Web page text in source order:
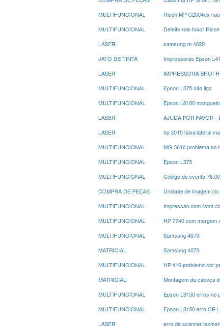
MULTIFUNCIONAL
Ricoh MP C2004ex
MULTIFUNCIONAL
Defeito rolo fusor
LASER
samsung m 4020
JATO DE TINTA
Impressoras Epson
LASER
IMPRESSORA
MULTIFUNCIONAL
Epson L375 não liga
MULTIFUNCIONAL
Epson L8180
LASER
AJUDA POR FAVOR -
LASER
hp 3015 faixa lateral
MULTIFUNCIONAL
MG 3610 problema no
MULTIFUNCIONAL
Epson L375
MULTIFUNCIONAL
Código do evento
COMPRA DE PEÇAS
Unidade de imagem
MULTIFUNCIONAL
Impressao com listra
MULTIFUNCIONAL
HP 7740 com margem
MULTIFUNCIONAL
Samsung 4070
MATRICIAL
Samsung 4070
MULTIFUNCIONAL
HP 416 problema cor
MATRICIAL
Montagem da cabeça
MULTIFUNCIONAL
Epson L3150 erros no
MULTIFUNCIONAL
Epson L3150 erro CR
LASER
erro de scanner